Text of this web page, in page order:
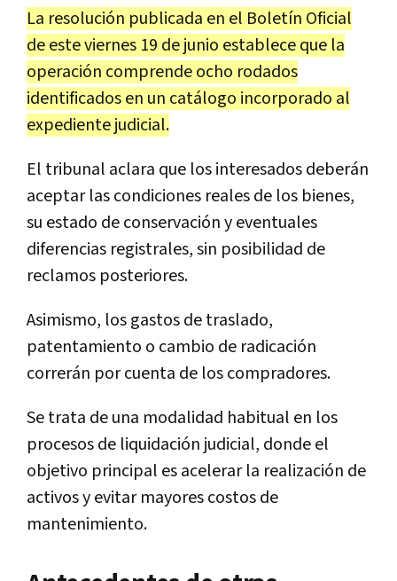
La resolución publicada en el Boletín Oficial
de este viernes 19 de junio establece que la
operación comprende ocho rodados
identificados en un catálogo incorporado al
expediente judicial.
El tribunal aclara que los interesados deberán
aceptar las condiciones reales de los bienes,
su estado de conservación y eventuales
diferencias registrales, sin posibilidad de
reclamos posteriores.
Asimismo, los gastos de traslado,
patentamiento o cambio de radicación
correrán por cuenta de los compradores.
Se trata de una modalidad habitual en los
procesos de liquidación judicial, donde el
objetivo principal es acelerar la realización de
activos y evitar mayores costos de
mantenimiento.